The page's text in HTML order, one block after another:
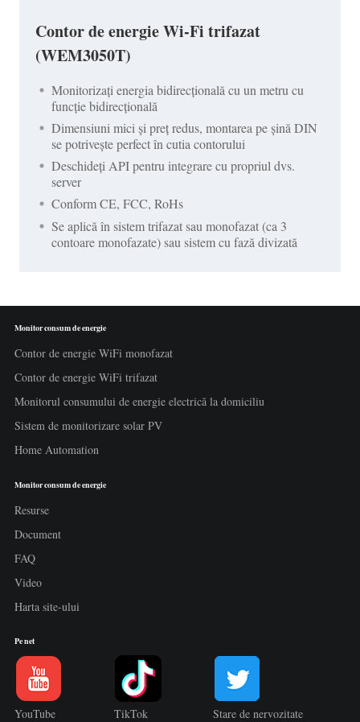
Contor de energie Wi-Fi trifazat
(WEM3050T)
Monitorizați energia bidirecțională cu un metru cu
funcție bidirecțională
Dimensiuni mici și preț redus, montarea pe șină DIN
se potrivește perfect în cutia contorului
Deschideți API pentru integrare cu propriul dvs.
server
Conform CE, FCC, RoHs
Se aplică în sistem trifazat sau monofazat (ca 3
contoare monofazate) sau sistem cu fază divizată
Monitor consum de energie
Contor de energie WiFi monofazat
Contor de energie WiFi trifazat
Monitorul consumului de energie electrică la domiciliu
Sistem de monitorizare solar PV
Home Automation
Monitor consum de energie
Resurse
Document
FAQ
Video
Harta site-ului
Pe net
YouTube TikTok Stare de nervozitate